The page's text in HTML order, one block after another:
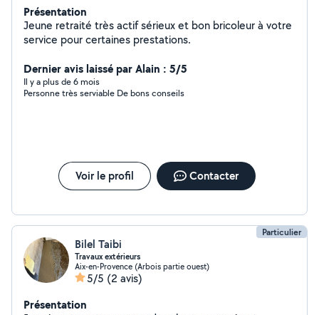
Présentation
Jeune retraité très actif sérieux et bon bricoleur à votre
service pour certaines prestations.
Dernier avis laissé par Alain : 5/5
Il y a plus de 6 mois
Personne très serviable De bons conseils
Voir le profil Contacter
Particulier
Bilel Taibi
Travaux extérieurs
Aix-en-Provence (Arbois partie ouest)
5/5 (2 avis)
Présentation